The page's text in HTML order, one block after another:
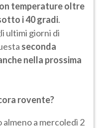
temperature oltre
i 40 gradi.
ultimi giorni di
seconda
nella prossima
rovente?
a mercoledì 2